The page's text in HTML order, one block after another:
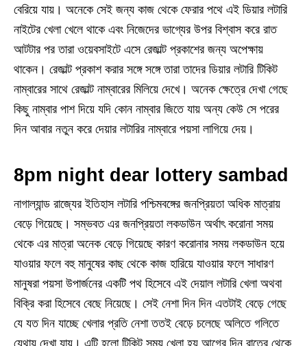
বেরিয়ে যায়। অনেকে সেই জন্য কাজ থেকে ফেরার পথে এই ডিয়ার লটারি
নাইটের খেলা খেলে থাকে এবং নিজেদের ভাগ্যের উপর বিশ্বাস করে রাত
আটটার পর তারা ওয়েবসাইটে এসে রেজাল্ট প্রকাশের জন্য অপেক্ষায়
থাকেন। রেজাল্ট প্রকাশ করার সঙ্গে সঙ্গে তারা তাদের ডিয়ার লটারি টিকিট
নাম্বারের সাথে রেজাল্ট নাম্বারের মিলিয়ে দেখে। অনেক ক্ষেত্রে দেখা গেছে
কিছু নাম্বার পাশ দিয়ে যদি কোন নাম্বার জিতে যায় অন্য কেউ সে পরের
দিন আবার নতুন করে দেয়ার লটারির নাম্বারে পয়সা লাগিয়ে দেয়।
8pm night dear lottery sambad
নাগাল্যান্ড রাজ্যের ইতিহাস লটারি পশ্চিমবঙ্গের জনপ্রিয়তা অধিক মাত্রায়
বেড়ে গিয়েছে। সম্ভবত এর জনপ্রিয়তা লকডাউন অর্থাৎ করোনা সময়
থেকে এর মাত্রা অনেক বেড়ে গিয়েছে কারণ করোনার সময় লকডাউন হয়ে
যাওয়ার ফলে বহু মানুষের কাছ থেকে কাজ হারিয়ে যাওয়ার ফলে সাধারণ
মানুষরা পয়সা উপার্জনের একটি পথ হিসেবে এই দেয়াল লটারি খেলা অথবা
বিক্রি করা হিসেবে বেছে নিয়েছে। সেই নেশা দিন দিন এতটাই বেড়ে গেছে
যে যত দিন যাচ্ছে খেলার প্রতি নেশা ততই বেড়ে চলেছে অলিতে গলিতে
যেথায় দেখা যায়। এটি হলো টিকিট সময় খেলা হয় আগের দিন রাত্রে থেকে